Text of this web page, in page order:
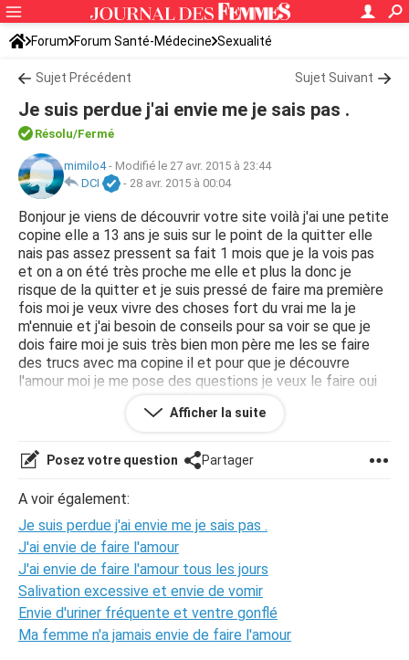
Forum Forum Santé-Médecine Sexualité
Sujet Précédent Sujet Suivant
Je suis perdue j'ai envie me je sais pas .
Résolu/Fermé
mimilo4- Modifié le 27 avr. 2015 à 23:44
DCI
- 28 avr. 2015 à 00:04
Bonjour je viens de découvrir votre site voilà j'ai une petite
copine elle a 13 ans je suis sur le point de la quitter elle
nais pas assez pressent sa fait 1 mois que je la vois pas
et on a on été très proche me elle et plus la donc je
risque de la quitter et je suis pressé de faire ma première
fois moi je veux vivre des choses fort du vrai me la je
m'ennuie et j'ai besoin de conseils pour sa voir se que je
dois faire moi je suis très bien mon père me les se faire
des trucs avec ma copine il et pour que je découvre
l'amour moi je me pose des questions je veux le faire oui
je le veux mais je sais pas ); donc je vais quitter ma copine
pour trouver le vrai je veux sa voire
merci de me répondre vite (:
Afficher la suite
Posez votre question Partager
A voir également:
Je suis perdue j'ai envie me je sais pas .
J'ai envie de faire l'amour
J'ai envie de faire l'amour tous les jours
Salivation excessive et envie de vomir
Envie d'uriner fréquente et ventre gonflé
Ma femme n'a jamais envie de faire l'amour